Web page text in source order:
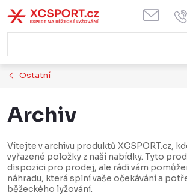
na
obsah
Ostatní
Archiv
Vítejte v archivu produktů XCSPORT.cz,
vyřazené položky z naší nabídky. Tyto
dispozici pro prodej, ale rádi vám
náhradu, která splní vaše očekávání a
běžeckého lyžování.